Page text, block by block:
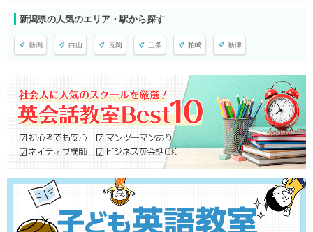
新潟県の人気のエリア・駅から探す
新潟 白山 長岡 三条 柏崎 新津